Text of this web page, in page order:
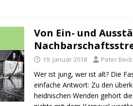
Von Ein- und
19. Januar 2018 Peter
Wer ist jung, wer ist alt? Die
einfache Antwort: Zu den
heidnischen Wenden gehört